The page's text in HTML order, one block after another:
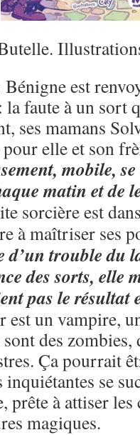
est
faute à un sort
ses mamans
elle et son
mobile,
matin et de
sorcière est
à maîtriser ses
d’un trouble du
des sorts, elle
pas le résultat
est un vampire,
des
Ça pourrait
se
prête à attiser
magiques.